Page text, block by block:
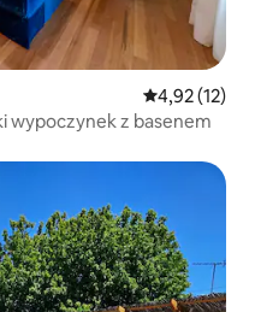
Średnia
4,92 (12)
wypoczynek z basenem